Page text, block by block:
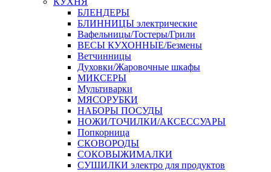
БЛЕНДЕРЫ
БЛИННИЦЫ электрические
Вафельницы/Тостеры/Грили
ВЕСЫ КУХОННЫЕ/Безмены
Ветчинницы
Духовки/Жаровочные шкафы
МИКСЕРЫ
Мультиварки
МЯСОРУБКИ
НАБОРЫ ПОСУДЫ
НОЖИ/ТОЧИЛКИ/АКСЕССУАРЫ
Попкорница
СКОВОРОДЫ
СОКОВЫЖИМАЛКИ
СУШИЛКИ электро для продуктов